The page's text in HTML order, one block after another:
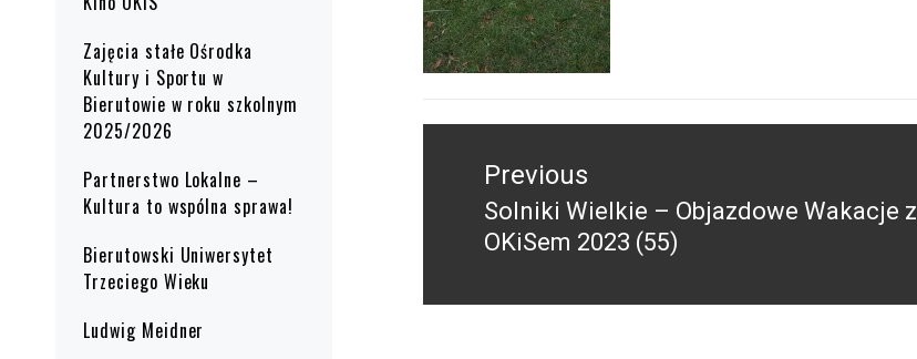
Zajęcia stałe Ośrodka
Kultury i Sportu w
Bierutowie w roku szkolnym
2025/2026
Partnerstwo Lokalne –
Kultura to wspólna sprawa!
Bierutowski Uniwersytet
Trzeciego Wieku
Ludwig Meidner
wpisuPrevious
Previous
post:
Solniki Wielkie – Objazdowe Wakacje z
OKiSem 2023 (55)